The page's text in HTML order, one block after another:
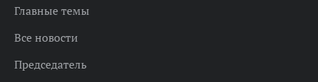
Главные темы
Все новости
Председатель